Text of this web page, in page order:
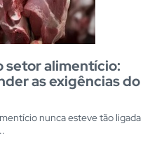
alimentício:
as exigências do
nunca esteve tão ligada